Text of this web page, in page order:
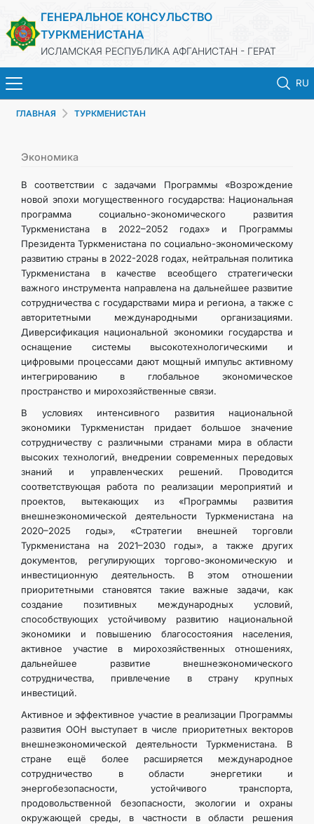
ГЕНЕРАЛЬНОЕ КОНСУЛЬСТВО
ТУРКМЕНИСТАНА
ИСЛАМСКАЯ РЕСПУБЛИКА АФГАНИСТАН - ГЕРАТ
RU
ГЛАВНАЯ
ТУРКМЕНИСТАН
КОНСУЛЬСКИЕ УСЛУГИ
МИД
КОНТАКТНЫЕ ДАННЫЕ
ГЛАВНАЯ ТУРКМЕНИСТАН
Экономика
В соответствии с задачами Программы «Возрождение
новой эпохи могущественного государства: Национальная
программа социально-экономического развития
Туркменистана в 2022–2052 годах» и Программы
Президента Туркменистана по социально-экономическому
развитию страны в 2022-2028 годах, нейтральная политика
Туркменистана в качестве всеобщего стратегически
важного инструмента направлена на дальнейшее развитие
сотрудничества с государствами мира и региона, а также с
авторитетными международными организациями.
Диверсификация национальной экономики государства и
оснащение системы высокотехнологическими и
цифровыми процессами дают мощный импульс активному
интегрированию в глобальное экономическое
пространство и мирохозяйственные связи.
В условиях интенсивного развития национальной
экономики Туркменистан придает большое значение
сотрудничеству с различными странами мира в области
высоких технологий, внедрении современных передовых
знаний и управленческих решений. Проводится
соответствующая работа по реализации мероприятий и
проектов, вытекающих из «Программы развития
внешнеэкономической деятельности Туркменистана на
2020–2025 годы», «Стратегии внешней торговли
Туркменистана на 2021–2030 годы», а также других
документов, регулирующих торгово-экономическую и
инвестиционную деятельность. В этом отношении
приоритетными становятся такие важные задачи, как
создание позитивных международных условий,
способствующих устойчивому развитию национальной
экономики и повышению благосостояния населения,
активное участие в мирохозяйственных отношениях,
дальнейшее развитие внешнеэкономического
сотрудничества, привлечение в страну крупных
инвестиций.
Активное и эффективное участие в реализации Программы
развития ООН выступает в числе приоритетных векторов
внешнеэкономической деятельности Туркменистана. В
стране ещё более расширяется международное
сотрудничество в области энергетики и
энергобезопасности, устойчивого транспорта,
продовольственной безопасности, экологии и охраны
окружающей среды, в частности в области решения